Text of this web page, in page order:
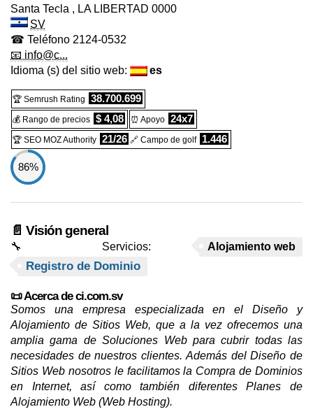
Santa Tecla , LA LIBERTAD 0000
SV
☎ Teléfono 2124-0532
📧 info@c...
Idioma (s) del sitio web:
es
🏆 Semrush Rating 38.700.699
💰 Rango de precios $ 4,08 ⏰ Apoyo 24x7
🏆 SEO MOZ Authority 21/26 🔗 Campo de golf 1.446
86%
📄 Visión general
🔧 Servicios: Alojamiento web
Registro de Dominio
📜 Acerca de ci.com.sv
Somos una empresa especializada en el Diseño y
Alojamiento de Sitios Web, que a la vez ofrecemos una
amplia gama de Soluciones Web para cubrir todas las
necesidades de nuestros clientes. Además del Diseño de
Sitios Web nosotros le facilitamos la Compra de Dominios
en Internet, así como también diferentes Planes de
Alojamiento Web (Web Hosting).